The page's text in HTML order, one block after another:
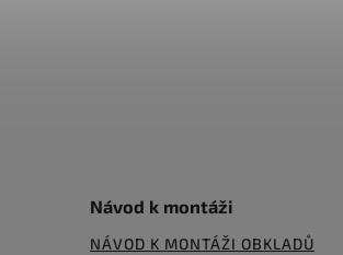
Návod k montáži
NÁVOD K MONTÁŽI OBKLADŮ